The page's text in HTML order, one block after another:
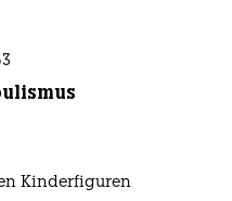
Kinderfiguren